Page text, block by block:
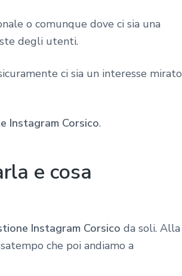
o comunque dove ci sia una
degli utenti.
ci sia un interesse mirato
Instagram Corsico.
e cosa
Instagram Corsico da soli. Alla
che poi andiamo a